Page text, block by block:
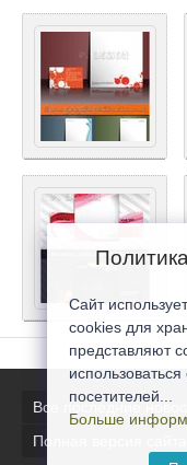
Все последние
Полная версия сайта
Сайт
cookies для
представляют
посетителей...
Больше